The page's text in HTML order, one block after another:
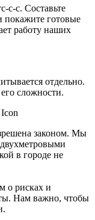
с-с. Составьте
покажите готовые
работу наших
отдельно.
сложности.
законом. Мы
в городе не
о рисках и
Нам важно, чтобы